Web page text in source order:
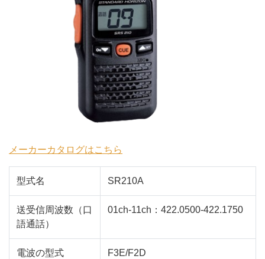
メーカーカタログはこちら
型式名 SR210A
送受信周波数（口
語通話）
01ch-11ch：422.0500-422.1750
電波の型式 F3E/F2D